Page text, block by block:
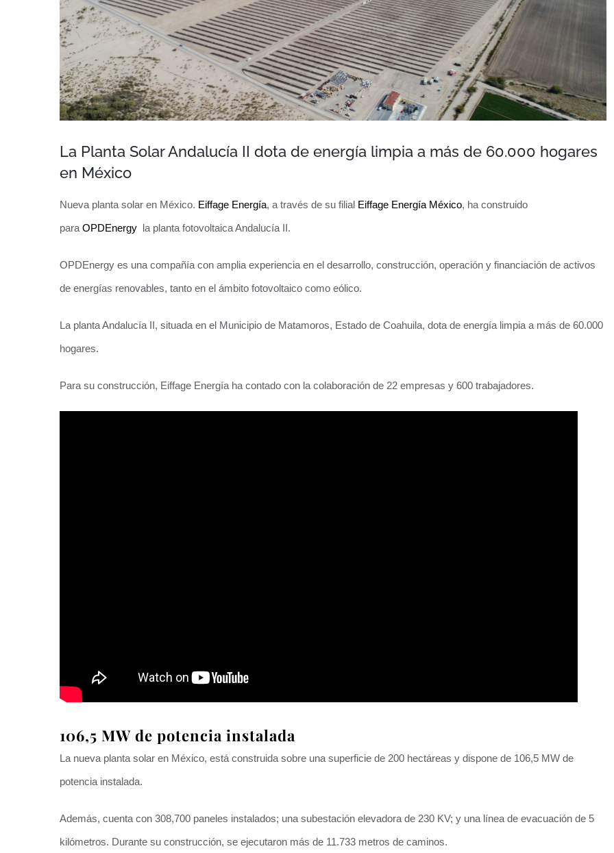
La Planta Solar Andalucía II dota de energía limpia a más de 60.000 hogares
en México
Nueva planta solar en México. Eiffage Energía, a través de su filial Eiffage Energía México, ha construido
para OPDEnergy la planta fotovoltaica Andalucía II.
OPDEnergy es una compañía con amplia experiencia en el desarrollo, construcción, operación y financiación de activos
de energías renovables, tanto en el ámbito fotovoltaico como eólico.
La planta Andalucía II, situada en el Municipio de Matamoros, Estado de Coahuila, dota de energía limpia a más de 60.000
hogares.
Para su construcción, Eiffage Energía ha contado con la colaboración de 22 empresas y 600 trabajadores.
106,5 MW de potencia instalada
La nueva planta solar en México, está construida sobre una superficie de 200 hectáreas y dispone de 106,5 MW de
potencia instalada.
Además, cuenta con 308,700 paneles instalados; una subestación elevadora de 230 KV; y una línea de evacuación de 5
kilómetros. Durante su construcción, se ejecutaron más de 11.733 metros de caminos.